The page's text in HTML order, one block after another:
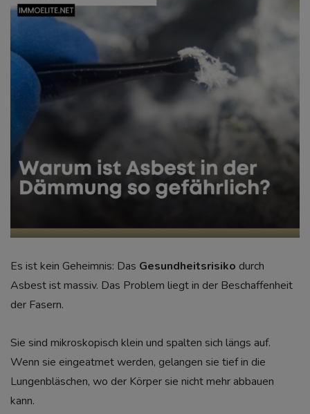
Es ist kein Geheimnis: Das Gesundheitsrisiko durch
Asbest ist massiv. Das Problem liegt in der Beschaffenheit
der Fasern.
Sie sind mikroskopisch klein und spalten sich längs auf.
Wenn sie eingeatmet werden, gelangen sie tief in die
Lungenbläschen, wo der Körper sie nicht mehr abbauen
kann.